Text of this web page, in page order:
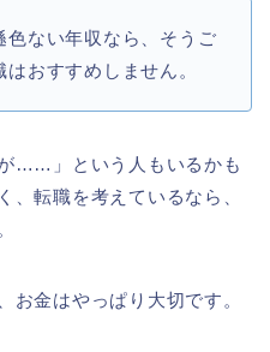
色ない年収なら、そうご
おすすめしません。
……」という人もいるかも
、転職を考えているなら、
お金はやっぱり大切です。